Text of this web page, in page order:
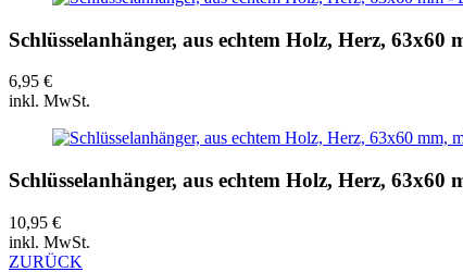
Schlüsselanhänger, aus echtem Holz, Herz, 63x60
6,95 €
inkl. MwSt.
Schlüsselanhänger, aus echtem Holz, Herz, 63x60
10,95 €
inkl. MwSt.
ZURÜCK